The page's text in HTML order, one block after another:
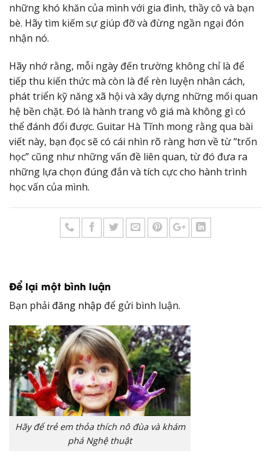
những khó khăn của mình với gia đình, thầy cô và bạn
bè. Hãy tìm kiếm sự giúp đỡ và đừng ngần ngại đón
nhận nó.
Hãy nhớ rằng, mỗi ngày đến trường không chỉ là để
tiếp thu kiến thức mà còn là để rèn luyện nhân cách,
phát triển kỹ năng xã hội và xây dựng những mối quan
hệ bền chặt. Đó là hành trang vô giá mà không gì có
thể đánh đổi được. Guitar Hà Tĩnh mong rằng qua bài
viết này, bạn đọc sẽ có cái nhìn rõ ràng hơn về từ “trốn
học” cũng như những vấn đề liên quan, từ đó đưa ra
những lựa chọn đúng đắn và tích cực cho hành trình
học vấn của mình.
Để lại một bình luận
Bạn phải đăng nhập để gửi bình luận.
Hãy để trẻ em thỏa thích nô đùa và khám
phá Nghệ thuật